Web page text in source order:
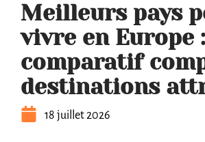
Meilleurs pays
vivre en Europe :
comparatif
destinations
18 juillet 2026